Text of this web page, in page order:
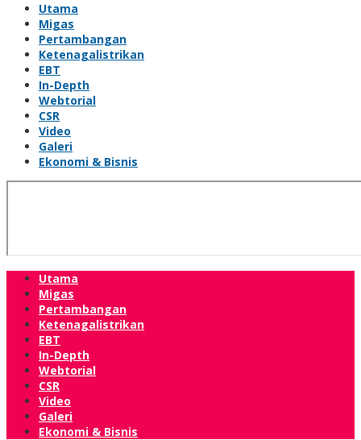
Utama
Migas
Pertambangan
Ketenagalistrikan
EBT
In-Depth
Webtorial
CSR
Video
Galeri
Ekonomi & Bisnis
Utama
Migas
Pertambangan
Ketenagalistrikan
EBT
In-Depth
Webtorial
CSR
Video
Galeri
Ekonomi & Bisnis